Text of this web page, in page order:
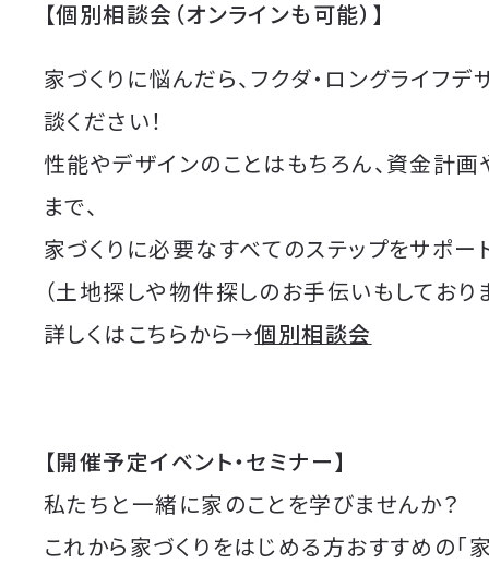
【個別相談会（オンラインも可能）】
家づくりに悩んだら、フクダ・ロングライフ
談ください！
性能やデザインのことはもちろん、資金計
まで、
家づくりに必要なすべてのステップをサポー
（土地探しや物件探しのお手伝いもしており
詳しくはこちらから→個別相談会
【開催予定イベント・セミナー】
私たちと一緒に家のことを学びませんか？
これから家づくりをはじめる方おすすめの「